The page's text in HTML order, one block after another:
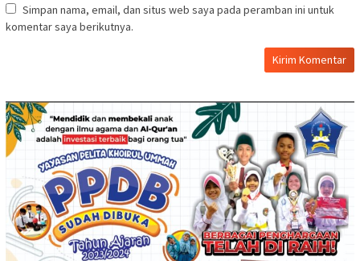
Simpan nama, email, dan situs web saya pada peramban ini untuk
komentar saya berikutnya.